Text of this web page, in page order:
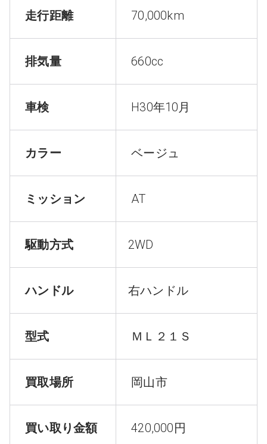
走行距離 70,000km
排気量 660cc
車検 H30年10月
カラー ベージュ
ミッション AT
駆動方式 2WD
ハンドル 右ハンドル
型式 ＭＬ２１Ｓ
買取場所 岡山市
買い取り金額 420,000円